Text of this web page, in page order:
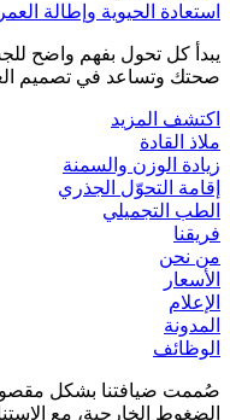
استعادة الحيوية وإطالة العمر
يبدأ كل تحول بفهم واضح
صحتك وتساعد في تصميم
اكتشف المزيد
ملاذ القادة
زيادة الوزن والسمنة
إقامة التحوّل الجذري
الطب التجميلي
فريقنا
من نحن
الأسعار
الإعلام
المدونة
الوظائف
صُممت ضيافتنا بشكل مقصود
الضغوط الخارجية، مع